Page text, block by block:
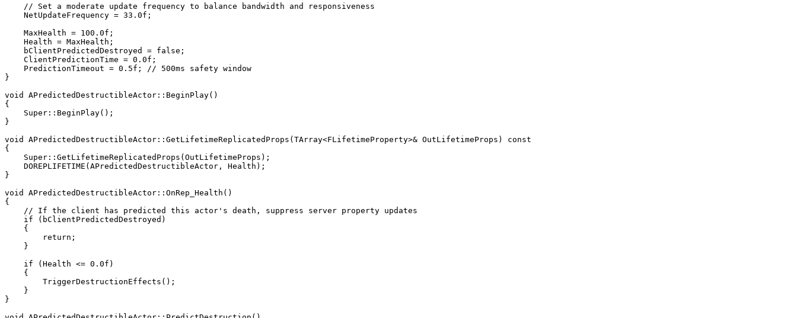
    // Set a moderate update frequency to balance bandwidth and responsiveness
    NetUpdateFrequency = 33.0f;
    MaxHealth = 100.0f;
    Health = MaxHealth;
    bClientPredictedDestroyed = false;
    ClientPredictionTime = 0.0f;
    PredictionTimeout = 0.5f; // 500ms safety window
}
void APredictedDestructibleActor::BeginPlay()
{
    Super::BeginPlay();
}
void APredictedDestructibleActor::GetLifetimeReplicatedProps(TArray<FLifetimeProperty>& OutLifetimeProps) const
{
    Super::GetLifetimeReplicatedProps(OutLifetimeProps);
    DOREPLIFETIME(APredictedDestructibleActor, Health);
}
void APredictedDestructibleActor::OnRep_Health()
{
    // If the client has predicted this actor's death, suppress server property updates
    if (bClientPredictedDestroyed)
    {
        return;
    }
    if (Health <= 0.0f)
    {
        TriggerDestructionEffects();
    }
}